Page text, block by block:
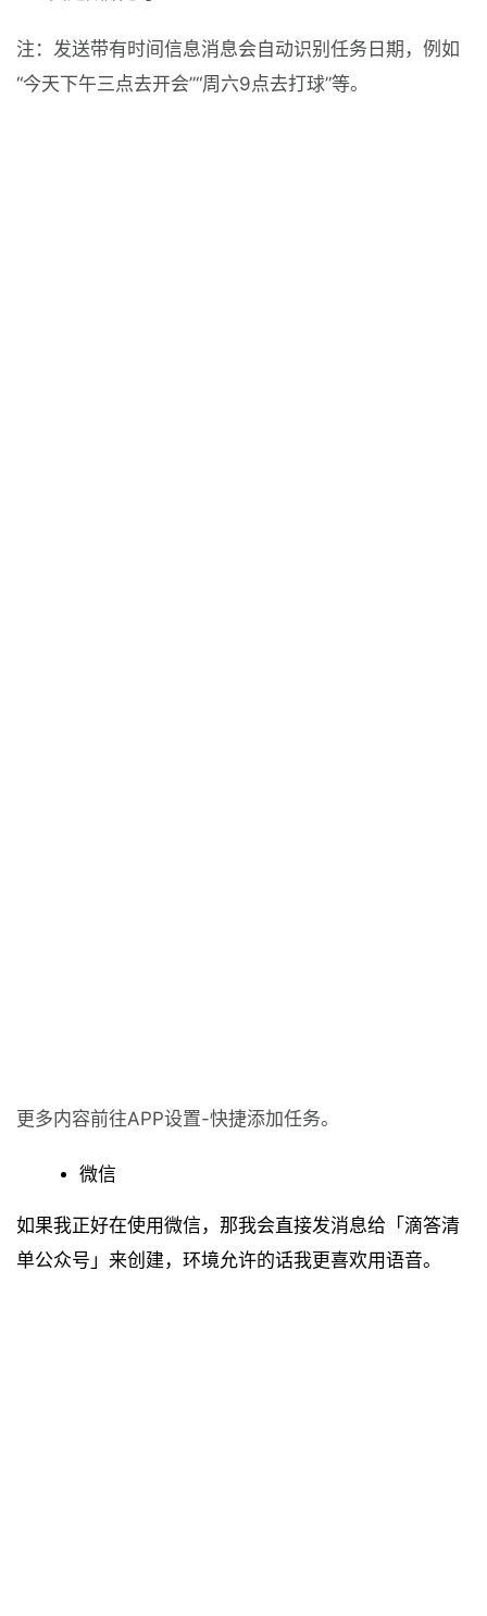
注：发送带有时间信息消息会自动识别任务日期，例如
“今天下午三点去开会”“周六9点去打球”等。
更多内容前往APP设置-快捷添加任务。
微信
如果我正好在使用微信，那我会直接发消息给「滴答清
单公众号」来创建，环境允许的话我更喜欢用语音。